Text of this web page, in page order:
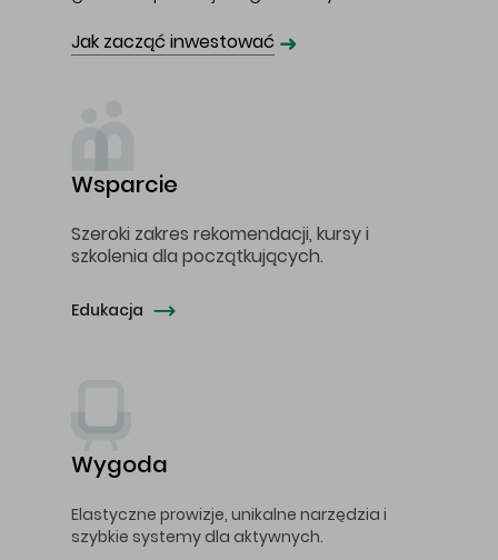
Jak zacząć inwestować ➜
Wsparcie
Szeroki zakres rekomendacji, kursy i
szkolenia dla początkujących.
Edukacja
Wygoda
Elastyczne prowizje, unikalne narzędzia i
szybkie systemy dla aktywnych.